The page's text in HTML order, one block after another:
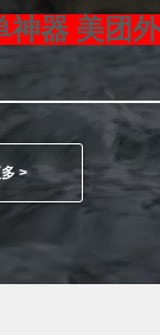
神器 美团
>